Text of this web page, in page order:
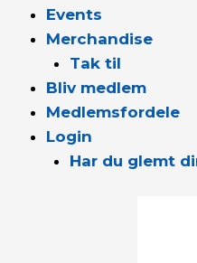
Events
Merchandise
Tak til
Bliv medlem
Medlemsfordele
Login
Har du glemt